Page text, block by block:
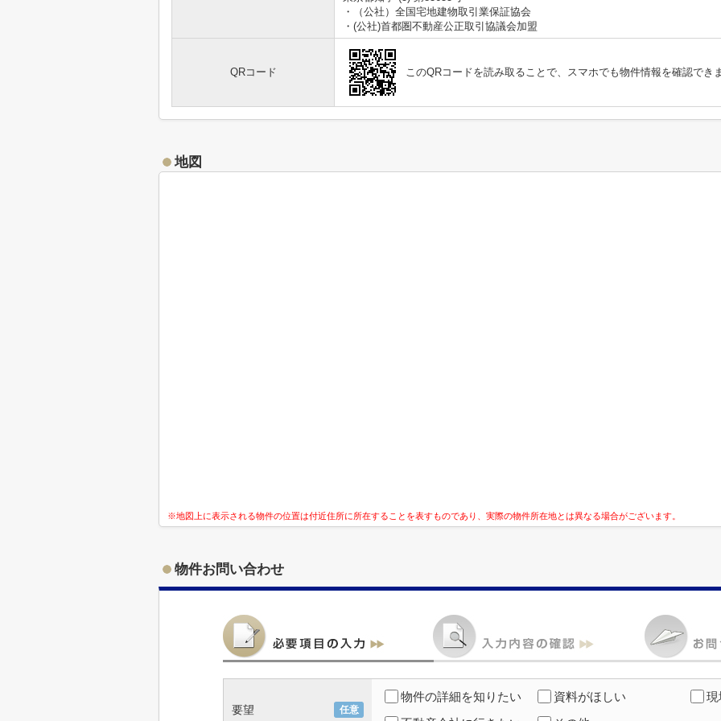
・（公社）全国宅地建物取引業保証協会
・(公社)首都圏不動産公正取引協議会加盟
QRコード このQRコードを読み取ることで、スマホでも物件情報を確認でき
地図
※地図上に表示される物件の位置は付近住所に所在することを表すものであり、実際の物件所在地とは異なる場合がございます。
物件お問い合わせ
要望 任意
物件の詳細を知りたい 資料がほしい
現